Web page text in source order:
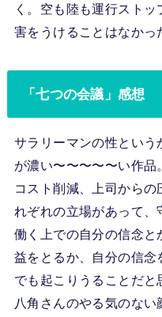
く。空も陸も運行スト
害をうけることはなかっ
「七つの会議」感想
サラリーマンの性とい
が濃い〜〜〜〜〜い作品。
コスト削減、上司から
れぞれの立場があって、
働く上での自分の信念
益をとるか、自分の信念
でも起こりうることだと
八角さんのやる気のな